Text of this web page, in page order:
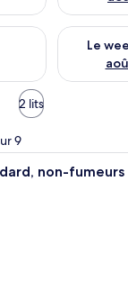
ce week-end
Le
Vérifier la
2 lits
9
Une
non-fumeurs